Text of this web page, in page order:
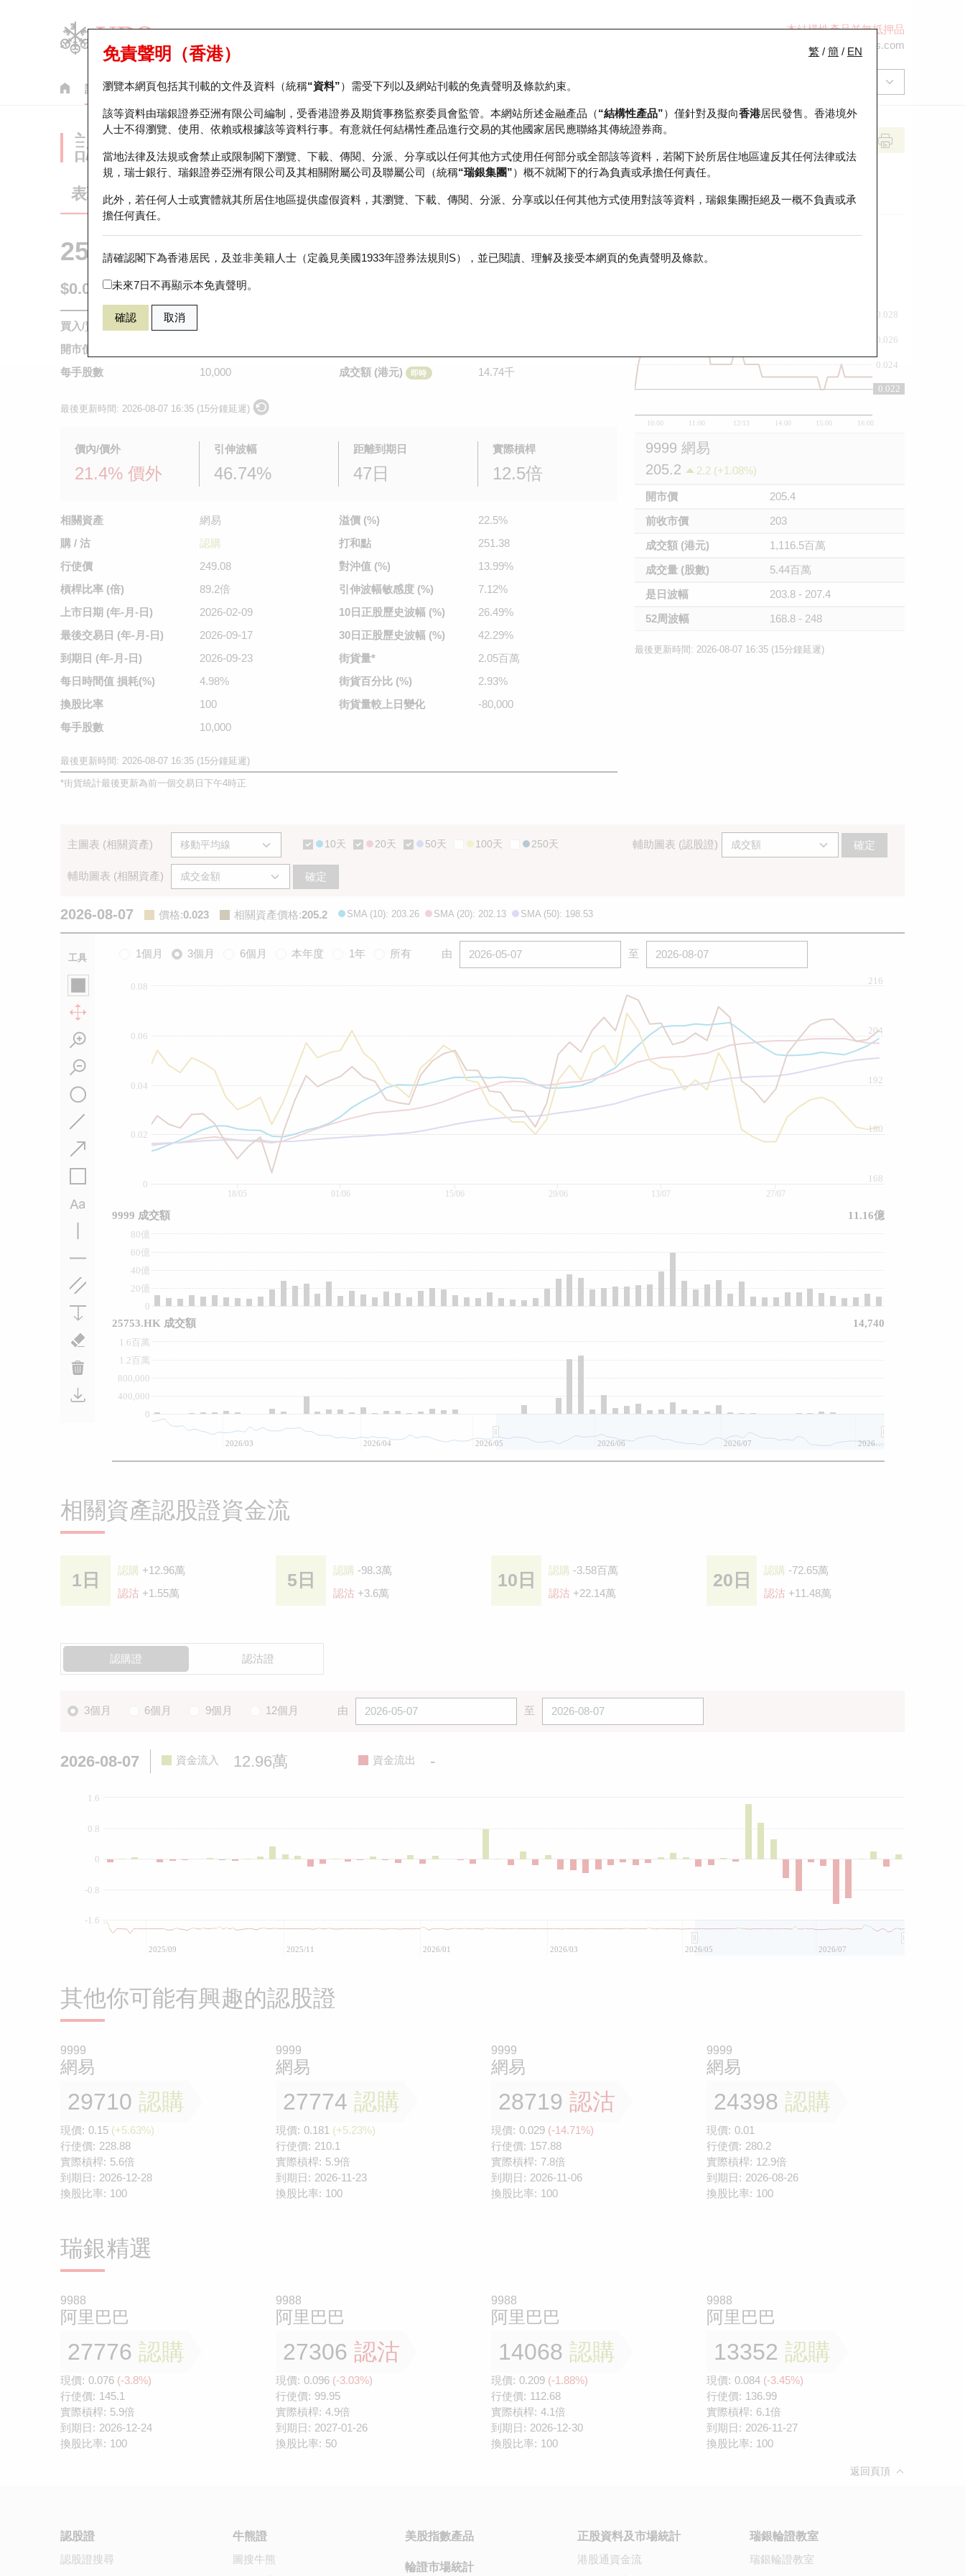
本結構性產品並無抵押品
ol-hkwarrants@ubs.com
認股證 牛熊證 美股指數產品 輪證市場統計 正股資料及市場統計 瑞銀輪證教室
繁 / 簡 / EN
免責聲明（香港）
瀏覽本網頁包括其刊載的文件及資料（統稱“資料”）需受下列以及網站刊載的免責聲明及條款約束。
該等資料由瑞銀證券亞洲有限公司編制，受香港證券及期貨事務監察委員會監管。本網站所述金融產品（“結構性產品”）僅針對及擬向香港居民發售。香港境外
人士不得瀏覽、使用、依賴或根據該等資料行事。有意就任何結構性產品進行交易的其他國家居民應聯絡其傳統證券商。
當地法律及法規或會禁止或限制閣下瀏覽、下載、傳閱、分派、分享或以任何其他方式使用任何部分或全部該等資料，若閣下於所居住地區違反其任何法律或法
規，瑞士銀行、瑞銀證券亞洲有限公司及其相關附屬公司及聯屬公司（統稱“瑞銀集團”）概不就閣下的行為負責或承擔任何責任。
此外，若任何人士或實體就其所居住地區提供虛假資料，其瀏覽、下載、傳閱、分派、分享或以任何其他方式使用對該等資料，瑞銀集團拒絕及一概不負責或承
擔任何責任。
請確認閣下為香港居民，及並非美籍人士（定義見美國1933年證券法規則S），並已閱讀、理解及接受本網頁的免責聲明及條款。
未來7日不再顯示本免責聲明。
確認 取消
認股證分析儀
表現 街貨統計 比較
25753 瑞銀認購 9999 網易
$0.023 0.001 (+4.54%) 即時
買入/賣出價
開市價
每手股數
10,000
成交額 (港元)
即時 14.74千
最後更新時間: 2026-08-07 16:35 (15分鐘延遲)
價內/價外
21.4% 價外
引伸波幅
46.74%
距離到期日
47日
實際槓桿
12.5倍
相關資產
網易
購 / 沽
認購
行使價
249.08
槓桿比率 (倍)
89.2倍
上市日期 (年-月-日)
2026-02-09
最後交易日 (年-月-日)
2026-09-17
到期日 (年-月-日)
2026-09-23
每日時間值 損耗(%)
4.98%
換股比率
100
每手股數
10,000
溢價 (%)
22.5%
打和點
251.38
對沖值 (%)
13.99%
引伸波幅敏感度 (%)
7.12%
10日正股歷史波幅 (%)
26.49%
30日正股歷史波幅 (%)
42.29%
街貨量*
2.05百萬
街貨百分比 (%)
2.93%
街貨量較 上日變化 -80,000
最後更新時間: 2026-08-07 16:35 (15分鐘延遲)
*街貨統計最後更新為前一個交易日下午4時正
10:00 11:00 12/13 14:00 15:00 16:00
0.022
0.024
0.026
0.028
0.022
9999 網易
205.2
2.2 (+1.08%)
開市價
205.4
前收市價
203
成交額 (港元)
1,116.5百萬
成交量 (股數)
5.44百萬
是日波幅
203.8 - 207.4
52周波幅
168.8 - 248
最後更新時間: 2026-08-07 16:35 (15分鐘延遲)
主圖表 (相關資產) 10天 20天 50天 100天 250天 輔助圖表 (認股證) 確定
輔助圖表 (相關資產) 確定
2026-08-07 價格:0.023 相關資產價格:205.2 SMA (10): 203.26 SMA (20): 202.13 SMA (50): 198.53
工具 1個月 3個月 6個月 本年度 1年 所有 由 至
0
0.04
0.08
0.02
0.06
180
168
192
204
216
0
20億
40億
60億
80億
0
400,000
800,000
1.2百萬
1.6百萬
01/06
18/05 15/06 29/06 13/07 27/07
2026/03 2026/04 2026/05 2026/06 2026/07 2026/08
9999 成交額 11.16億
25753.HK 成交額 14,740
相關資產認股證資金流
1日 認購 +12.96萬
認沽 +1.55萬
5日 認購 -98.3萬
認沽 +3.6萬
10日 認購 -3.58百萬
認沽 +22.14萬
20日 認購 -72.65萬
認沽 +11.48萬
認購證 認沽證
3個月 6個月 9個月 12個月 由 至
2026-08-07 資金流入 12.96萬 資金流出 -
0
-1.6
-0.8
0.8
1.6
2025/09 2025/11 2026/01 2026/03 2026/05 2026/07
其他你可能有興趣的認股證
9999
網易
29710 認購
現價: 0.15 (+5.63%)
行使價: 228.88
實際槓桿: 5.6倍
到期日: 2026-12-28
換股比率: 100
9999
網易
27774 認購
現價: 0.181 (+5.23%)
行使價: 210.1
實際槓桿: 5.9倍
到期日: 2026-11-23
換股比率: 100
9999
網易
28719 認沽
現價: 0.029 (-14.71%)
行使價: 157.88
實際槓桿: 7.8倍
到期日: 2026-11-06
換股比率: 100
9999
網易
24398 認購
現價: 0.01
行使價: 280.2
實際槓桿: 12.9倍
到期日: 2026-08-26
換股比率: 100
瑞銀精選
9988
阿里巴巴
27776 認購
現價: 0.076 (-3.8%)
行使價: 145.1
實際槓桿: 5.9倍
到期日: 2026-12-24
換股比率: 100
9988
阿里巴巴
27306 認沽
現價: 0.096 (-3.03%)
行使價: 99.95
實際槓桿: 4.9倍
到期日: 2027-01-26
換股比率: 50
9988
阿里巴巴
14068 認購
現價: 0.209 (-1.88%)
行使價: 112.68
實際槓桿: 4.1倍
到期日: 2026-12-30
換股比率: 100
9988
阿里巴巴
13352 認購
現價: 0.084 (-3.45%)
行使價: 136.99
實際槓桿: 6.1倍
到期日: 2026-11-27
換股比率: 100
返回頁頂
認股證
認股證搜尋
牛熊證
圖搜牛熊
美股指數產品
輪證市場統計
正股資料及市場統計
港股通資金流
瑞銀輪證教室
瑞銀輪證教室